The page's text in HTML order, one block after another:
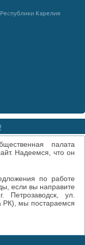
Карелия
палата
Надеемся, что он
по работе
если вы направите
ул.
РК), мы постараемся